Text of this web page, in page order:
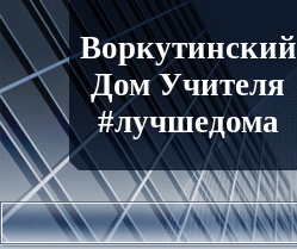
Воркутинский
Дом Учителя
#лучшедома